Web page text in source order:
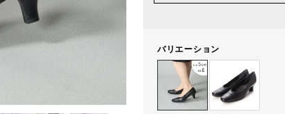
バリエーション